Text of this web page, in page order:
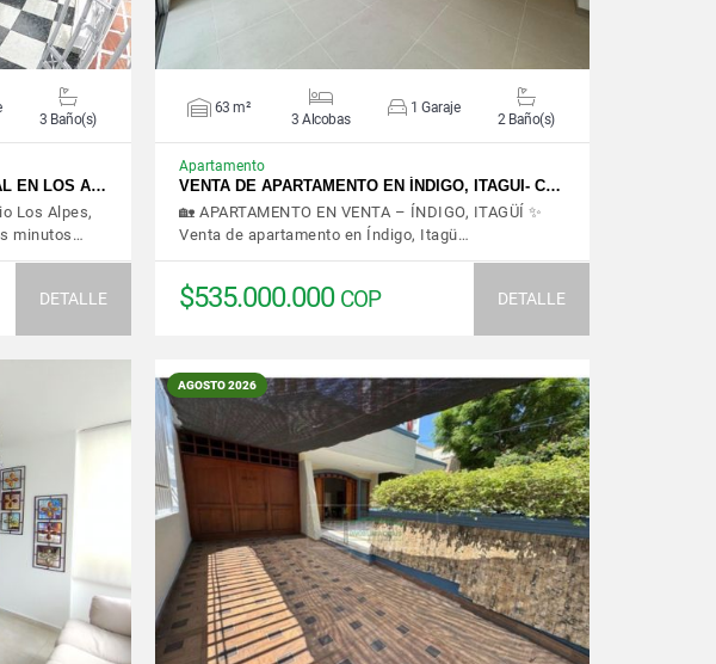
3 Baño(s)
EN LOS A…
Los Alpes,
minutos…
DETALLE
63 m²
3 Alcobas
1 Garaje
2 Baño(s)
Apartamento
VENTA DE APARTAMENTO EN ÍNDIGO, ITAGUI- C…
🏡 APARTAMENTO EN VENTA – ÍNDIGO, ITAGÜÍ ✨
Venta de apartamento en Índigo, Itagü…
$535.000.000 COP DETALLE
AGOSTO 2026
VER DETALLES